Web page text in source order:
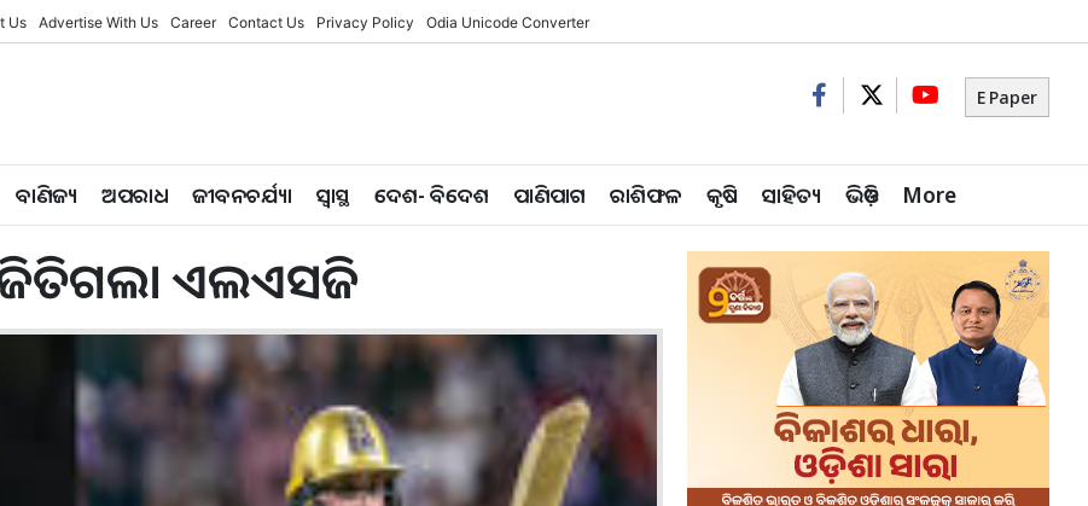
Us Advertise With Us Career Contact Us Privacy Policy Odia Unicode Converter
E Paper
ବାଣିଜ୍ୟ ଅପରାଧ ଜୀବନଚର୍ଯ୍ୟା ସ୍ୱାସ୍ଥ ଦେଶ- ବିଦେଶ ପାଣିପାଗ ରାଶିଫଳ କୃଷି ସାହିତ୍ୟ ଭିଡ଼ିଓ More
ଜିତିଗଲା ଏଲଏସଜି